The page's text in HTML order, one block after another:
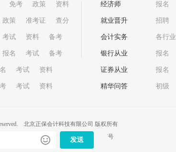
发送
免考 政策 资料
政策 准考证 查分
考试 资料 备考
报名 考试 备考
考试 资料
考试 资料
经济师 报名
就业晋升 招聘
会计实务 各行业
银行从业 报名
证券从业 报名
精华问答 初级
北京正保会计科技有限公司 版权所有
京公网安备 11010802044457号